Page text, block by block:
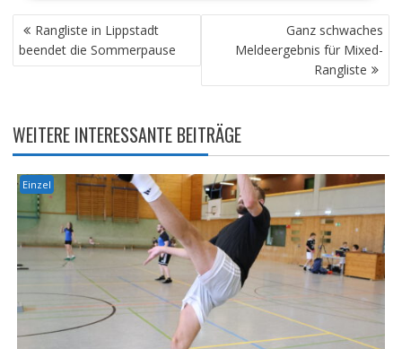
BEITRAGSNAVIGATION
Rangliste in Lippstadt
beendet die Sommerpause
Ganz schwaches
Meldeergebnis für Mixed-
Rangliste
WEITERE INTERESSANTE BEITRÄGE
Einzel